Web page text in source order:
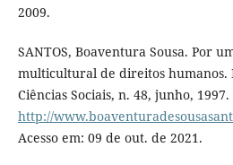
2009.
SANTOS, Boaventura Sousa. Por
multicultural de direitos humanos.
Ciências Sociais, n. 48, junho,
http://
Acesso em: 09 de out. de 2021.